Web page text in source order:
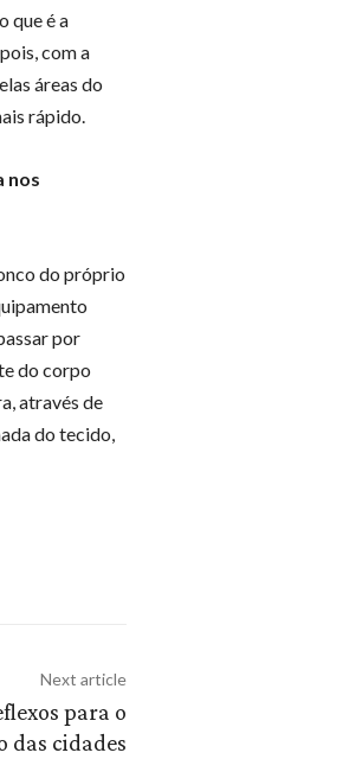
que é a
com a
áreas do
rápido.
nos
do próprio
por
do corpo
através de
do tecido,
Next article
para o
das cidades